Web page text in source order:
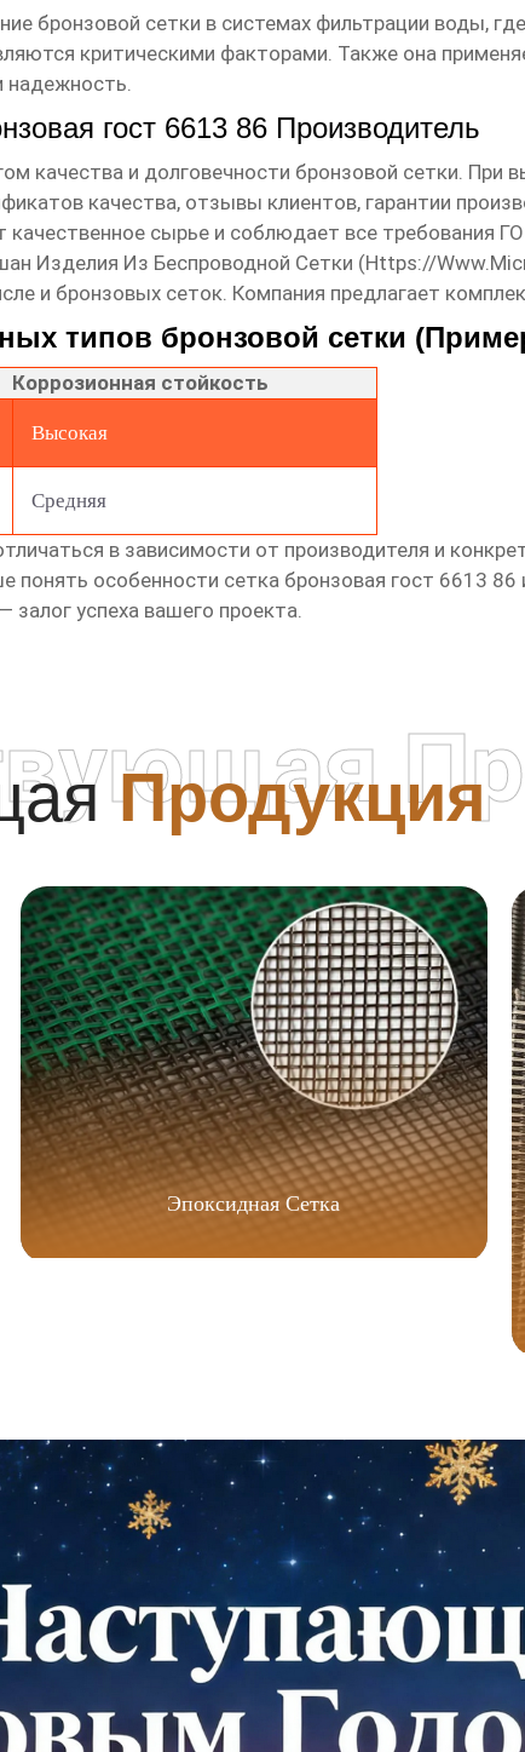
бронзовой сетки в системах фильтрации воды,
критическими факторами. Также она
надежность.
гост 6613 86 Производитель
качества и долговечности бронзовой сетки.
качества, отзывы клиентов, гарантии
качественное сырье и соблюдает все требования
Изделия Из Беспроводной Сетки (Https://
и бронзовых сеток. Компания предлагает
типов бронзовой сетки
Коррозионная стойкость
Высокая
Средняя
в зависимости от производителя и
понять особенности сетка бронзовая гост 6613 86
успеха вашего проекта.
Продукция
Эпоксидная Сетка